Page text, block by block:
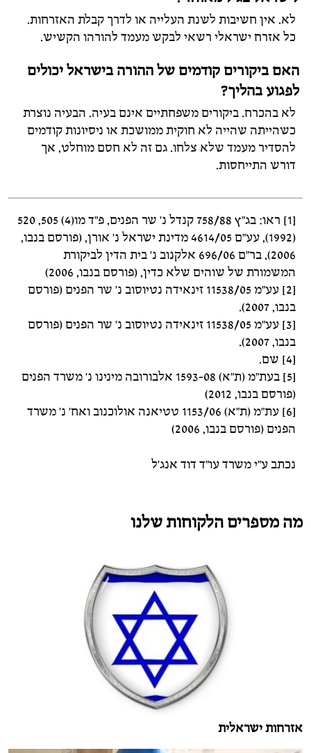
לא. אין חשיבות לשנת העלייה או לדרך קבלת האזרחות.
כל אזרח ישראלי רשאי לבקש מעמד להורהו הקשיש.
האם ביקורים קודמים של ההורה בישראל יכולים
לפגוע בהליך?
לא בהכרח. ביקורים משפחתיים אינם בעיה. הבעיה נוצרת
כשהייתה שהייה לא חוקית ממושכת או ניסיונות קודמים
להסדיר מעמד שלא צלחו. גם זה לא חסם מוחלט, אך
דורש התייחסות.
​[1] ראו: בג"ץ 758/88 קנדל נ' שר הפנים, פ"ד מו(4) 505, 520
(1992), עע"ם 4614/05 מדינת ישראל נ' אורן, (פורסם בנבו,
2006), בר"ם 696/06 אלקנוב נ' בית הדין לביקורת
המשמורת של שוהים שלא כדין, (פורסם בנבו, 2006)
[2] עע"מ 11538/05 זינאידה נטיוסוב נ' שר הפנים (פורסם
בנבו, 2007).
[3] עע"מ 11538/05 זינאידה נטיוסוב נ' שר הפנים (פורסם
בנבו, 2007).
[4] שם.
[5] בעת"מ (ת"א) 1593-08 אלבורובה מינינו נ' משרד הפנים
(פורסם בנבו, 2012)
[6] עת"מ (ת"א) 1153/06 טטיאנה אולוכנוב ואח' נ' משרד
הפנים (פורסם בנבו, 2006)
נכתב ע"י משרד עו"ד דוד אנג'ל
מה מספרים הלקוחות שלנו
אזרחות ישראלית